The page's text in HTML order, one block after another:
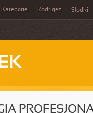
Kategorie Rodrigez Słodki